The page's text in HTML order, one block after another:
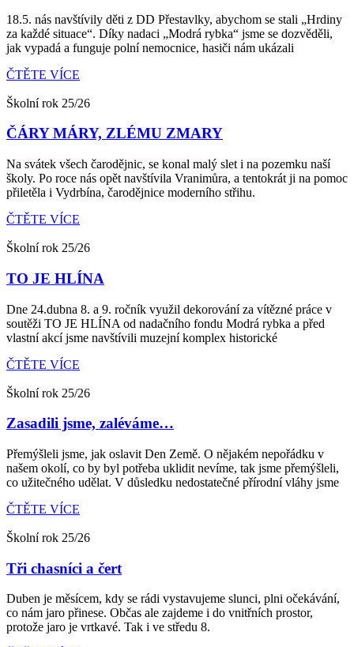
18.5. nás navštívily děti z DD Přestavlky, abychom se stali „Hrdiny
za každé situace“. Díky nadaci „Modrá rybka“ jsme se dozvěděli,
jak vypadá a funguje polní nemocnice, hasiči nám ukázali
ČTĚTE VÍCE
Školní rok 25/26
ČÁRY MÁRY, ZLÉMU ZMARY
Na svátek všech čarodějnic, se konal malý slet i na pozemku naší
školy. Po roce nás opět navštívila Vranimůra, a tentokrát ji na pomoc
přiletěla i Vydrbína, čarodějnice moderního střihu.
ČTĚTE VÍCE
Školní rok 25/26
TO JE HLÍNA
Dne 24.dubna 8. a 9. ročník využil dekorování za vítězné práce v
soutěži TO JE HLÍNA od nadačního fondu Modrá rybka a před
vlastní akcí jsme navštívili muzejní komplex historické
ČTĚTE VÍCE
Školní rok 25/26
Zasadili jsme, zaléváme…
Přemýšleli jsme, jak oslavit Den Země. O nějakém nepořádku v
našem okolí, co by byl potřeba uklidit nevíme, tak jsme přemýšleli,
co užitečného udělat. V důsledku nedostatečné přírodní vláhy jsme
ČTĚTE VÍCE
Školní rok 25/26
Tři chasníci a čert
Duben je měsícem, kdy se rádi vystavujeme slunci, plni očekávání,
co nám jaro přinese. Občas ale zajdeme i do vnitřních prostor,
protože jaro je vrtkavé. Tak i ve středu 8.